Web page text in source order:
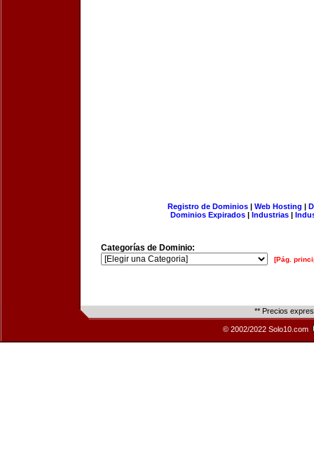
Registro de Dominios| Web Hosting |
Dominios Expirados | Industrias |
Categorías de Dominio:
[Pág.
** Precios
© 2002/2022 Solo10.com